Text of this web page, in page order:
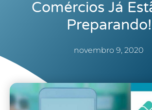
Comércios Já
Preparando!
novembro 9, 2020